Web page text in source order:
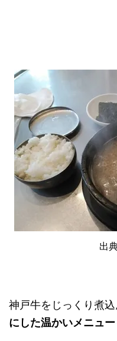
出
神戸牛をじっくり煮
にした温かいメニュー